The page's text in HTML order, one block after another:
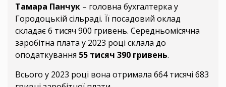
Тамара Панчук – головна бухгалтерка у
Городоцькій сільраді. Її посадовий оклад
складає 6 тисяч 900 гривень. Середньомісячна
заробітна плата у 2023 році склала до
оподаткування 55 тисяч 390 гривень.
Всього у 2023 році вона отримала 664 тисячі 683